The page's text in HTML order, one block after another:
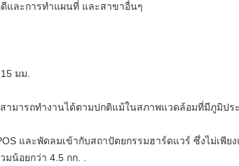
และการทำแผนที่ และสาขาอื่นๆ
มม.
ามารถทำงานได้ตามปกติแม้ในสภาพแวดล้อมที่มีภูมิป
และพัดลมเข้ากับสถาปัตยกรรมฮาร์ดแวร์ ซึ่งไม่เพี
น้อยกว่า 4.5 กก. .